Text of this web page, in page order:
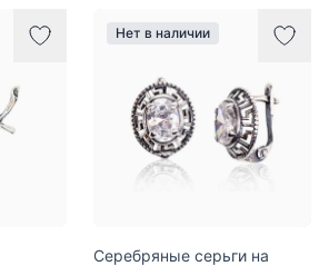
Нет в наличии
Серебряные серьги на